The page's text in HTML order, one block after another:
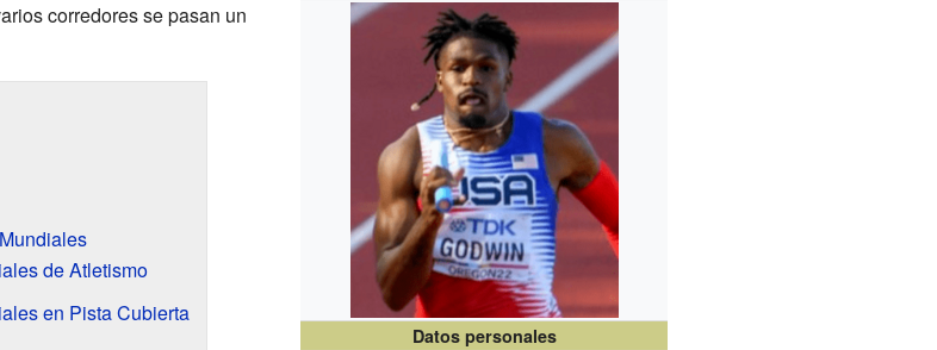
Datos personales
corredores se pasan un
de Atletismo
en Pista Cubierta